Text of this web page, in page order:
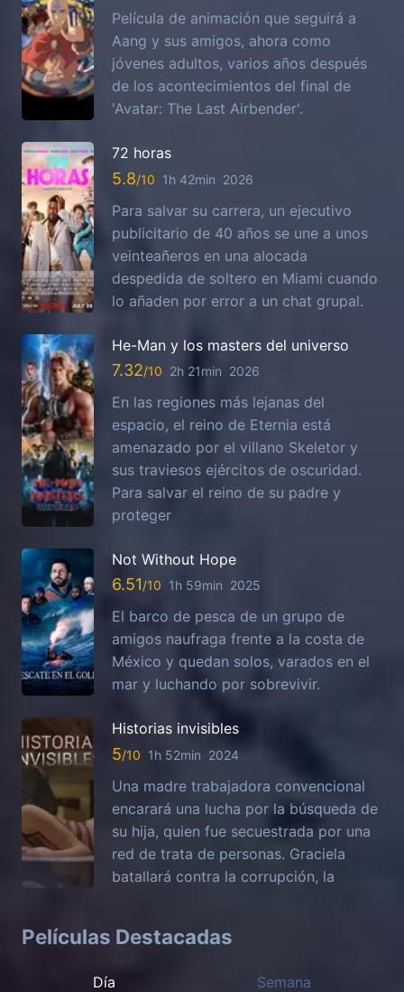
Película de animación que seguirá a
Aang y sus amigos, ahora como
jóvenes adultos, varios años después
de los acontecimientos del final de
'Avatar: The Last Airbender'.
72 horas
5.8 1h 42min 2026
Para salvar su carrera, un ejecutivo
publicitario de 40 años se une a unos
veinteañeros en una alocada
despedida de soltero en Miami cuando
lo añaden por error a un chat grupal.
He-Man y los masters del universo
7.32 2h 21min 2026
En las regiones más lejanas del
espacio, el reino de Eternia está
amenazado por el villano Skeletor y
sus traviesos ejércitos de oscuridad.
Para salvar el reino de su padre y
proteger
Not Without Hope
6.51 1h 59min 2025
El barco de pesca de un grupo de
amigos naufraga frente a la costa de
México y quedan solos, varados en el
mar y luchando por sobrevivir.
Historias invisibles
5 1h 52min 2024
Una madre trabajadora convencional
encarará una lucha por la búsqueda de
su hija, quien fue secuestrada por una
red de trata de personas. Graciela
batallará contra la corrupción, la
Películas Destacadas
Día Semana